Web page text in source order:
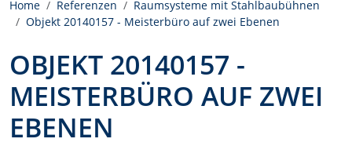
Home Referenzen
Raumsysteme mit Stahlbaubühnen
Objekt 20140157 - Meisterbüro auf zwei Ebenen
OBJEKT 20140157 -
MEISTERBÜRO AUF ZWEI
EBENEN